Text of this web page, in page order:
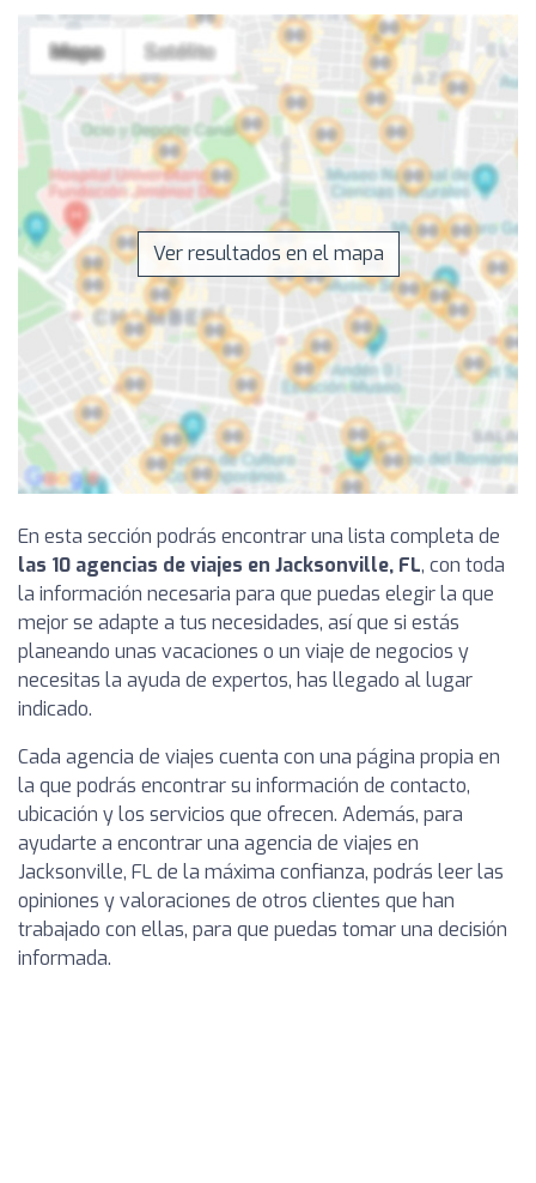
Ver resultados en el mapa
En esta sección podrás encontrar una lista completa de
las 10 agencias de viajes en Jacksonville, FL, con toda
la información necesaria para que puedas elegir la que
mejor se adapte a tus necesidades, así que si estás
planeando unas vacaciones o un viaje de negocios y
necesitas la ayuda de expertos, has llegado al lugar
indicado.
Cada agencia de viajes cuenta con una página propia en
la que podrás encontrar su información de contacto,
ubicación y los servicios que ofrecen. Además, para
ayudarte a encontrar una agencia de viajes en
Jacksonville, FL de la máxima confianza, podrás leer las
opiniones y valoraciones de otros clientes que han
trabajado con ellas, para que puedas tomar una decisión
informada.